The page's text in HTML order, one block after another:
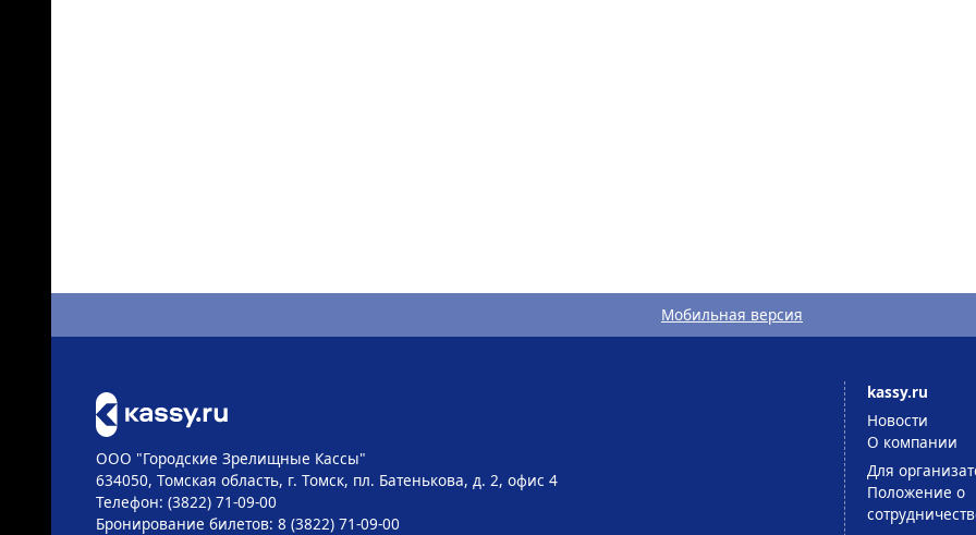
Мобильная версия
ООО "Городские Зрелищные Кассы"
634050, Томская область, г. Томск, пл. Батенькова, д. 2, офис 4
Телефон: (3822) 71-09-00
Бронирование билетов: 8 (3822) 71-09-00
kassy.ru
Новости
О компании
Для
Положение о